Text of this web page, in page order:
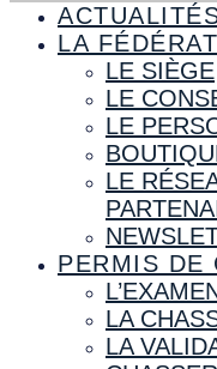
LA
LE SIÈGE
LE
LE
LE
PERMIS DE
LA
LA